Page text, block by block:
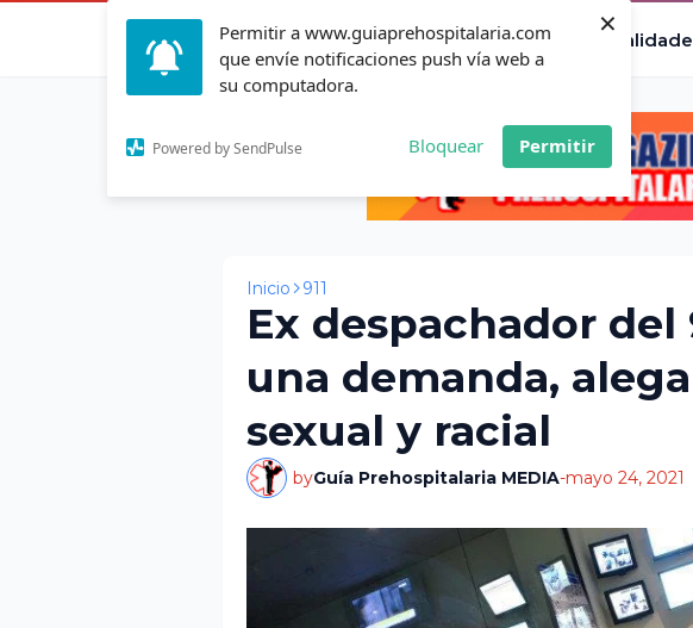
Permitir a www.guiaprehospitalaria.com
que envíe notificaciones push vía web a
su computadora.
Powered by SendPulse Bloquear Permitir
×
InicioActualidad
Inicio 911
Ex despachador del
una demanda,
sexual y racial
byGuía Prehospitalaria MEDIA-mayo 24, 2021